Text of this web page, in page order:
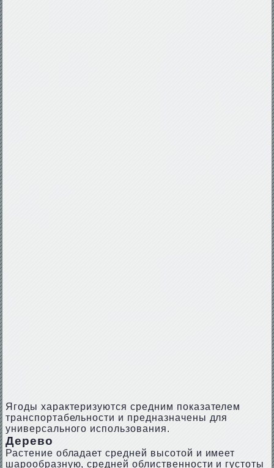
Ягоды характеризуются средним показателем
транспортабельности и предназначены для
универсального использования.
Дерево
Растение обладает средней высотой и имеет
шарообразную, средней облиственности и густоты